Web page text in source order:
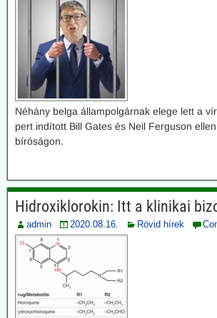
Néhány belga állampolgárnak elege lett a
pert indított Bill Gates és Neil Ferguson
bíróságon.
Hidroxiklorokin: Itt a klinikai
admin 2020.08.16. Rövid hírek